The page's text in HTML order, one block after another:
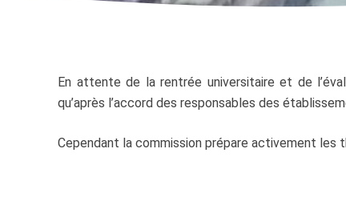
En attente de la rentrée universitaire et de
qu’après l’accord des responsables des
Cependant la commission prépare activement les